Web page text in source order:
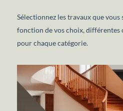
Sélectionnez les travaux que vous
fonction de vos choix, différentes
pour chaque catégorie.